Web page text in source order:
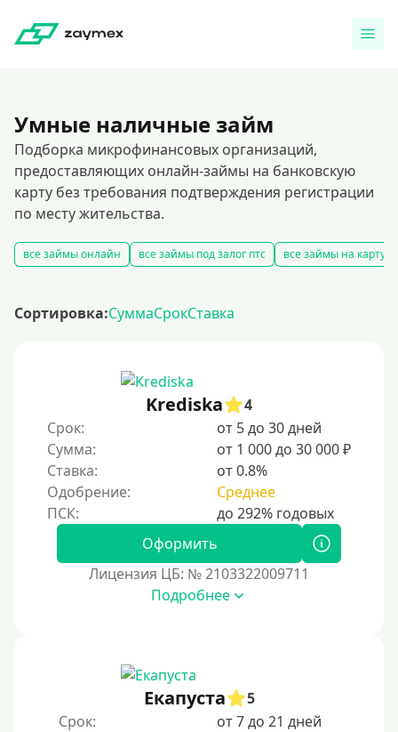
Умные наличные займ
Подборка микрофинансовых организаций,
предоставляющих онлайн-займы на банковскую
карту без требования подтверждения регистрации
по месту жительства.
все займы онлайн все займы под залог птс все займы на карту
Сортировка:СуммаСрокСтавка
Krediska
4
Срок:
от 5 до 30 дней
Сумма:
от 1 000 до 30 000 ₽
Ставка:
от 0.8%
Одобрение:
Среднее
Оформить
Лицензия ЦБ: № 2103322009711
Подробнее
Екапуста
5
Срок:
от 7 до 21 дней